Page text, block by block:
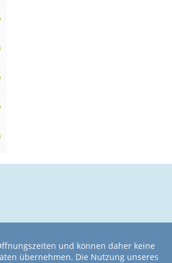
und können daher keine
übernehmen. Die Nutzung unseres